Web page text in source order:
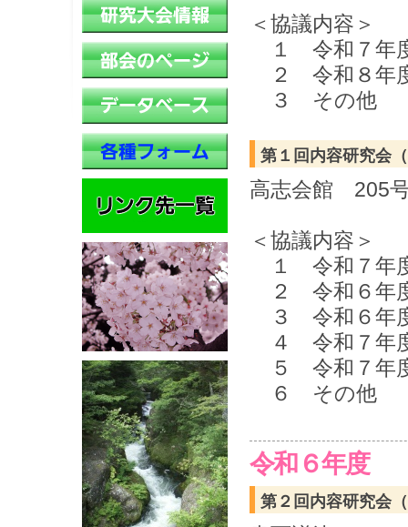
＜協議内容＞
１ 令和７年
２ 令和８年
３ その他
第１回内容研究
高志会館 205
＜協議内容＞
１ 令和７年
２ 令和６年
３ 令和６年
４ 令和７年
５ 令和７年
６ その他
令和６年度
第２回内容研究会